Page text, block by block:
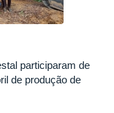
participaram de
de produção de